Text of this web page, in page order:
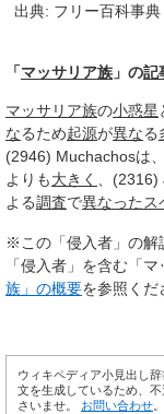
出典: フリー百科事
「マッサリア族 」の記
マッサリア族の小惑星
なるため起源が異なる
(2946) Muchachosは、
よりも大きく 、(2316)
よる調査で異なったス
※この「侵入者」の解
「侵入者」を含む「
族」の概要を参照くだ
ウィキペディア小見出し
文を生成しているため、
さいませ。 お問い合わせ